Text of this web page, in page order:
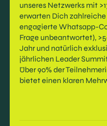
unseres Netzwerks mit
erwarten Dich
engagierte Whatsapp-
Frage unbeantwortet),
Jahr und natürlich
jährlichen Leader
Über 90% der
bietet einen klaren